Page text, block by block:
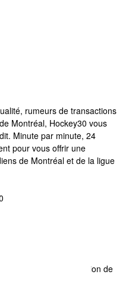
rumeurs de transactions
Montréal, Hockey30 vous
Minute par minute, 24
pour vous offrir une
de Montréal et de la ligue
production et la diffusion de
nous écrivons,